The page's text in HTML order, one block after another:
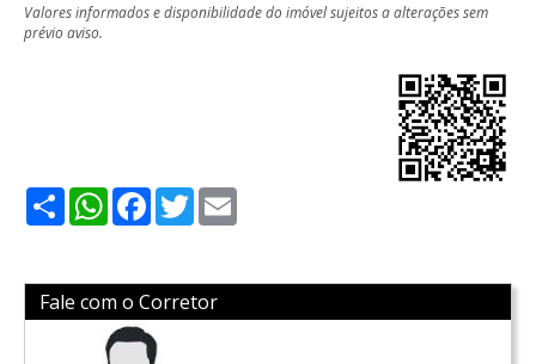
Valores informados e disponibilidade do imóvel sujeitos a alterações sem
prévio aviso.
ShareWhatsApp
Facebook
Twitter
Fale com o Corretor